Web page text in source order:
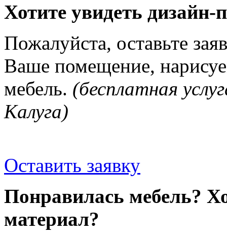
Хотите увидеть дизайн-
Пожалуйста, оставьте
Ваше помещение,
мебель. (бесплатная
Калуга)
Оставить заявку
Понравилась мебель?
материал?